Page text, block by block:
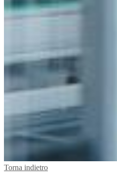
Torna indietro